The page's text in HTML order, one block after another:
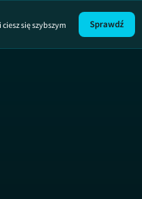
się szybszym
Sprawdź